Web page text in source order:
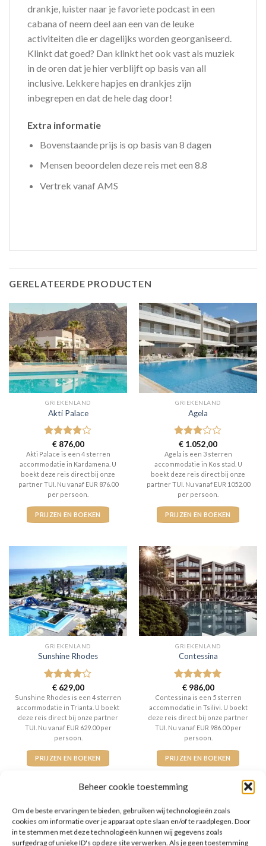
Beheer cookie toestemming
Om de beste ervaringen te bieden, gebruiken wij technologieën zoals
cookies om informatie over je apparaat op te slaan en/of te raadplegen. Door
in te stemmen met deze technologieën kunnen wij gegevens zoals
surfgedrag of unieke ID's op deze site verwerken. Als je geen toestemming
drankje, luister naar je favoriete podcast in een
cabana of neem deel aan een van de leuke
activiteiten die er dagelijks worden georganiseerd.
Klinkt dat goed? Dan klinkt het ook vast als muziek
in de oren dat je hier verblijft op basis van all
inclusive. Lekkere hapjes en drankjes zijn
inbegrepen en dat de hele dag door!
Extra informatie
Bovenstaande prijs is op basis van 8 dagen
Mensen beoordelen deze reis met een 8.8
Vertrek vanaf AMS
GERELATEERDE PRODUCTEN
GRIEKENLAND
Akti Palace
Gewaardeerd
4uit 5
€876,00
Akti Palace is een 4 sterren
accommodatie in Kardamena. U
boekt deze reis direct bij onze
partner TUI. Nu vanaf EUR 876.00
per persoon.
PRIJZEN EN BOEKEN
GRIEKENLAND
Agela
Gewaardeerd
3uit 5
€ 1.052,00
Agela is een 3 sterren
accommodatie in Kos stad. U
boekt deze reis direct bij onze
partner TUI. Nu vanaf EUR 1052.00
per persoon.
PRIJZEN EN BOEKEN
GRIEKENLAND
Sunshine Rhodes
Gewaardeerd
4uit 5
€629,00
Sunshine Rhodes is een 4 sterren
accommodatie in Trianta. U boekt
deze reis direct bij onze partner
TUI. Nu vanaf EUR 629.00 per
persoon.
PRIJZEN EN BOEKEN
GRIEKENLAND
Contessina
Gewaardeerd
5uit 5
€986,00
Contessina is een 5 sterren
accommodatie in Tsilivi. U boekt
deze reis direct bij onze partner
TUI. Nu vanaf EUR 986.00 per
persoon.
PRIJZEN EN BOEKEN
WAT ZE OVER ONS ZEGGEN